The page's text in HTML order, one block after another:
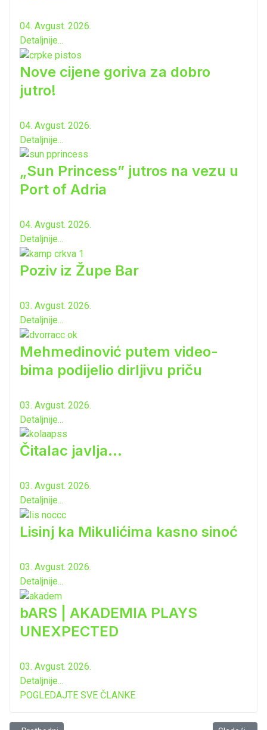
04. Avgust. 2026.
Detaljnije...
Nove cijene goriva za dobro
jutro!
04. Avgust. 2026.
Detaljnije...
„Sun Princess” jutros na vezu u
Port of Adria
04. Avgust. 2026.
Detaljnije...
Poziv iz Župe Bar
03. Avgust. 2026.
Detaljnije...
Mehmedinović putem video-
bima podijelio dirljivu priču
03. Avgust. 2026.
Detaljnije...
Čitalac javlja...
03. Avgust. 2026.
Detaljnije...
Lisinj ka Mikulićima kasno sinoć
03. Avgust. 2026.
Detaljnije...
bARS | AKADEMIA PLAYS
UNEXPECTED
03. Avgust. 2026.
Detaljnije...
POGLEDAJTE SVE ČLANKE